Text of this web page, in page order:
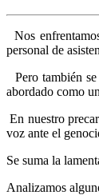
Nos
personal de
Pero también
abordado como
En nuestro
voz ante el
Se suma la
Analizamos